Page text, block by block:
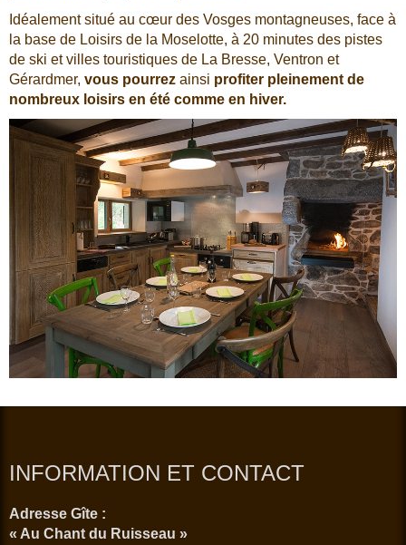
Idéalement situé au cœur des Vosges montagneuses, face à
la base de Loisirs de la Moselotte, à 20 minutes des pistes
de ski et villes touristiques de La Bresse, Ventron et
Gérardmer, vous pourrez ainsi profiter pleinement de
nombreux loisirs en été comme en hiver.
INFORMATION ET CONTACT
Adresse Gîte :
« Au Chant du Ruisseau »